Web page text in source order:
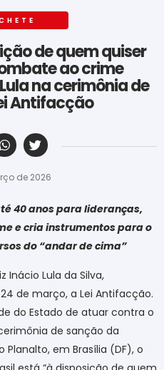
de quem quiser
ao crime
na cerimônia de
Antifacção
de 2026
40 anos para lideranças,
e cria instrumentos para o
do “andar de cima”
Inácio Lula da Silva,
de março, a Lei Antifacção.
do Estado de atuar contra o
de sanção da
Planalto, em Brasília (DF), o